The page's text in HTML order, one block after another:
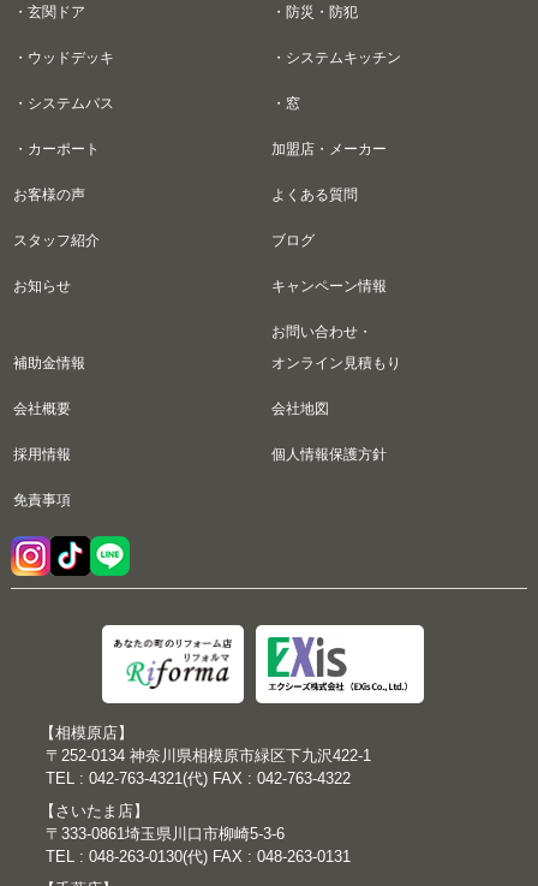
・玄関ドア ・防災・防犯
・ウッドデッキ ・システムキッチン
・システムバス ・窓
・カーポート 加盟店・メーカー
お客様の声 よくある質問
スタッフ紹介 ブログ
お知らせ キャンペーン情報
補助金情報
お問い合わせ・
オンライン見積もり
会社概要 会社地図
採用情報 個人情報保護方針
免責事項
【相模原店】
〒252-0134 神奈川県相模原市緑区下九沢422-1
TEL : 042-763-4321(代) FAX : 042-763-4322
【さいたま店】
〒333-0861埼玉県川口市柳崎5-3-6
TEL : 048-263-0130(代) FAX : 048-263-0131